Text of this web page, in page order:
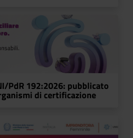
PdR 192:2026: pubblicato
di certificazione